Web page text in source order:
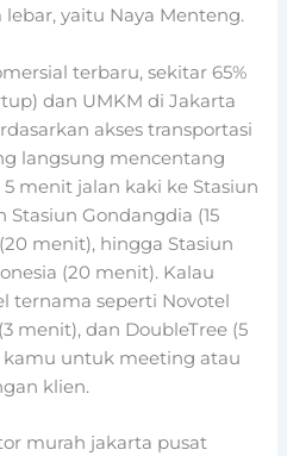
yaitu Naya Menteng.
terbaru, sekitar 65%
dan UMKM di Jakarta
akses transportasi
langsung mencentang
menit jalan kaki ke Stasiun
Gondangdia (15
menit), hingga Stasiun
(20 menit). Kalau
ternama seperti Novotel
menit), dan DoubleTree (5
kamu untuk meeting atau
klien.
murah jakarta pusat